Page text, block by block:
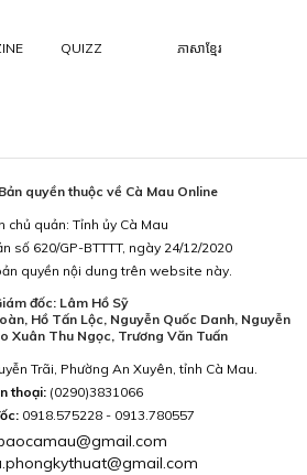
QUIZZ ភាសាខ្មែរ
quyền thuộc về Cà Mau Online
chủ quản: Tỉnh ủy Cà Mau
số 620/GP-BTTTT, ngày 24/12/2020
quyền nội dung trên website này.
đốc: Lâm Hồ Sỹ
Hồ Tấn Lộc, Nguyễn Quốc Danh, Nguyễn
Xuân Thu Ngọc, Trương Văn Tuấn
Trãi, Phường An Xuyên, tỉnh Cà Mau.
thoại: (0290)3831066
0918.575228 - 0913.780557